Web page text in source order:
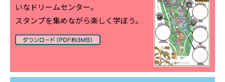
いなドリームセンター。
スタンプを集めながら楽しく学ぼう。